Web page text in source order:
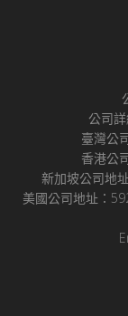
公司
臺灣公
香港公
新加坡公司地
美國公司地址：